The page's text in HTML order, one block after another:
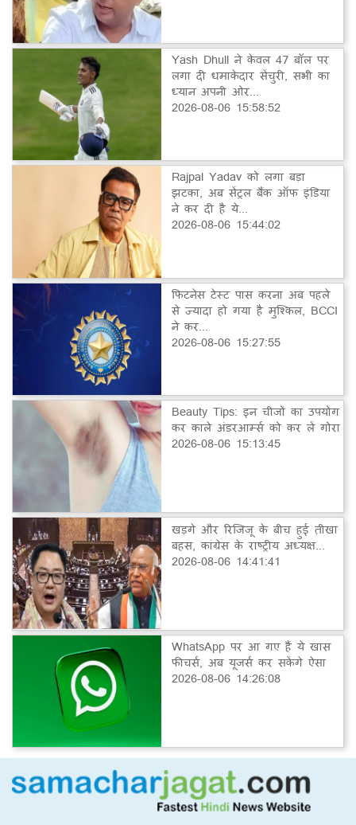
Yash Dhull ने केवल 47 बॉल पर
लगा दी धमाकेदार सेंचुरी, सभी का
ध्यान अपनी ओर...
2026-08-06 15:58:52
Rajpal Yadav को लगा बड़ा
झटका, अब सेंट्रल बैंक ऑफ इंडिया
ने कर दी है ये...
2026-08-06 15:44:02
फिटनेस टेस्ट पास करना अब पहले
से ज्यादा हो गया है मुश्किल, BCCI
ने कर...
2026-08-06 15:27:55
Beauty Tips: इन चीजों का उपयोग
कर काले अंडरआर्म्स को कर लें गोरा
2026-08-06 15:13:45
खड़गे और रिजिजू के बीच हुई तीखा
बहस, कांग्रेस के राष्ट्रीय अध्यक्ष...
2026-08-06 14:41:41
WhatsApp पर आ गए हैं ये खास
फीचर्स, अब यूजर्स कर सकेंगे ऐसा
2026-08-06 14:26:08